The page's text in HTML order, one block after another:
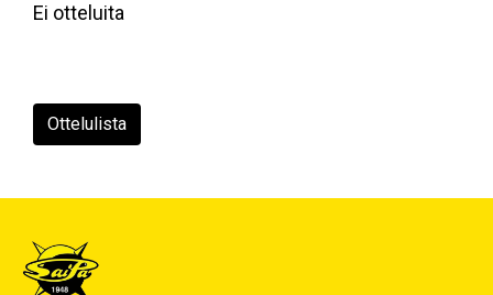
Ei otteluita
Ottelulista